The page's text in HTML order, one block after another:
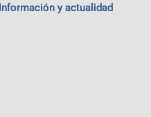
y actualidad